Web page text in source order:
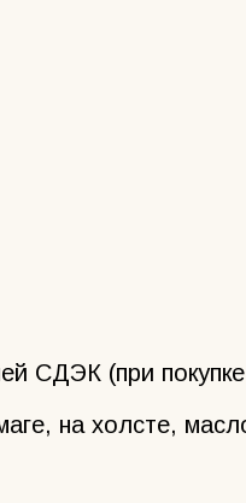
СДЭК (при
на холсте,